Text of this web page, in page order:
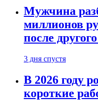
Мужчина
миллионов
после
3 дня спустя
В 2026 году
короткие